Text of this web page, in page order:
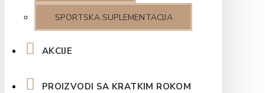
SPORTSKA SUPLEMENTACIJA
AKCIJE
PROIZVODI SA KRATKIM ROKOM